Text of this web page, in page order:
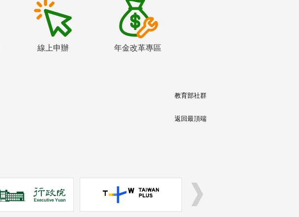
線上申辦 年金改革專區
教育部社群
返回最頂端